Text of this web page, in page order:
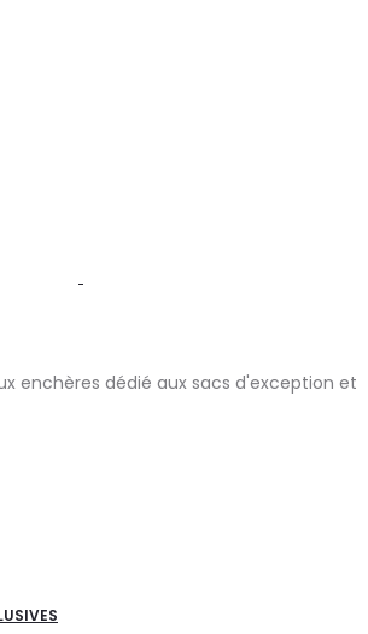
enchères dédié aux sacs d'exception et